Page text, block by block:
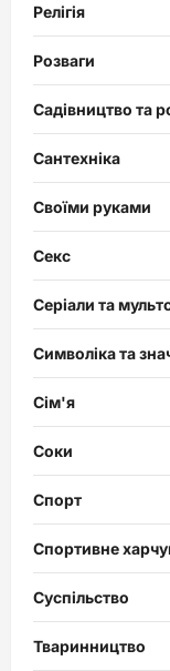
Релігія
Розваги
Садівництво та
Сантехніка
Своїми руками
Секс
Серіали та
Символіка та
Сім'я
Соки
Спорт
Спортивне
Суспільство
Тваринництво